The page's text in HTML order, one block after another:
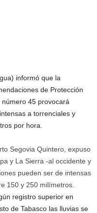
informó que la
de Protección
45 provocará
a torrenciales y
por hora.
Segovia Quintero, expuso
y La Sierra -al occidente y
pueden ser de intensas
150 y 250 milímetros.
registro superior en
de Tabasco las lluvias se